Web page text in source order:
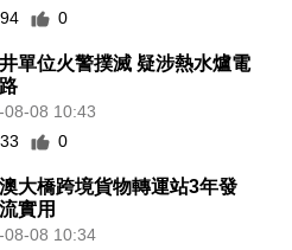
0
單位火警撲滅 疑涉熱水爐電
08-08 10:43
0
大橋跨境貨物轉運站3年發
實用
08-08 10:34